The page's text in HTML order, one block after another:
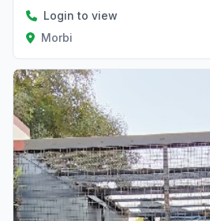
Login to view
Morbi